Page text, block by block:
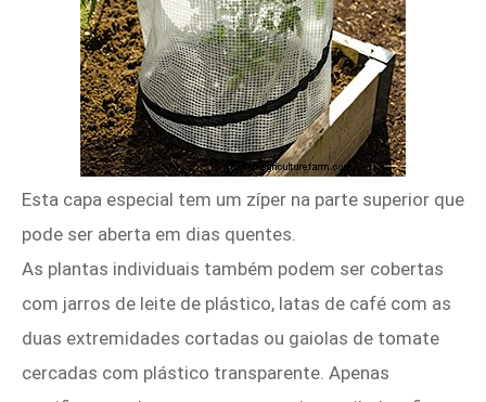
Esta capa especial tem um zíper na parte superior que
pode ser aberta em dias quentes.
As plantas individuais também podem ser cobertas
com jarros de leite de plástico, latas de café com as
duas extremidades cortadas ou gaiolas de tomate
cercadas com plástico transparente. Apenas